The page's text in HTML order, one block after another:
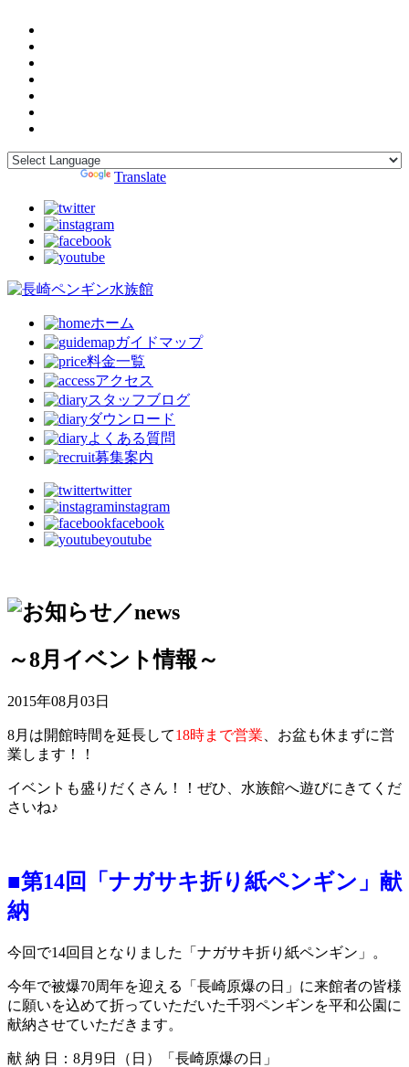
Translate
ホーム
ガイドマップ
料金一覧
アクセス
スタッフブログ
ダウンロード
よくある質問
募集案内
twitter
instagram
facebook
youtube
～8月イベント情報～
2015年08月03日
8月は開館時間を延長して18時まで営業 、お盆も休まずに営
業します！！
イベントも盛りだくさん！！ぜひ、水族館へ遊びにきてくだ
さいね♪
■第14回「ナガサキ折り紙ペンギン」献
納
今回で14回目となりました「ナガサキ折り紙ペンギン」。
今年で被爆70周年を迎える「長崎原爆の日」に来館者の皆様
に願いを込めて折っていただいた千羽ペンギンを平和公園に
献納させていただきます。
献 納 日：8月9日（日）「長崎原爆の日」